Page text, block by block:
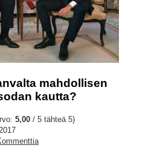
mahdollisen
kautta?
5,00 / 5 tähteä 5)